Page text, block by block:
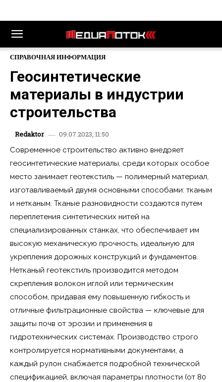
СПРАВОЧНАЯ ИНФОРМАЦИЯ
Геосинтетические
материалы в индустрии
строительства
Redaktor
09.07.2023, 11:50
Современное строительство активно внедряет
геосинтетические материалы, среди которых особое
место занимает геотекстиль — полимерный материал,
изготавливаемый двумя основными способами: тканым
и нетканым. Тканые разновидности создаются путем
переплетения синтетических нитей на
специализированных станках, что обеспечивает им
высокую механическую прочность, идеальную для
укрепления дорожных конструкций и фундаментов.
Нетканый геотекстиль производится методом
скрепления волокон иглой или термическим
способом, придавая ему повышенную гибкость и
отличные фильтрационные свойства — ключевые для
защиты почв от эрозии и применения в
гидротехнических системах. Производство строго
контролируется нормативными документами, а
каждый рулон снабжается подробной технической
спецификацией, включая параметры плотности (от 80